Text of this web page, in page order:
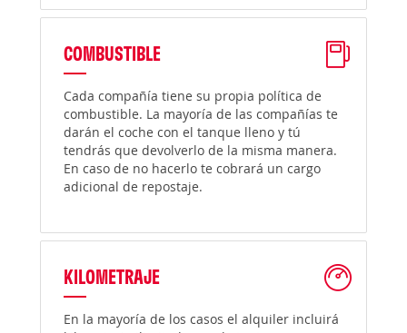
COMBUSTIBLE
Cada compañía tiene su propia política de
combustible. La mayoría de las compañías te
darán el coche con el tanque lleno y tú
tendrás que devolverlo de la misma manera.
En caso de no hacerlo te cobrará un cargo
adicional de repostaje.
KILOMETRAJE
En la mayoría de los casos el alquiler incluirá